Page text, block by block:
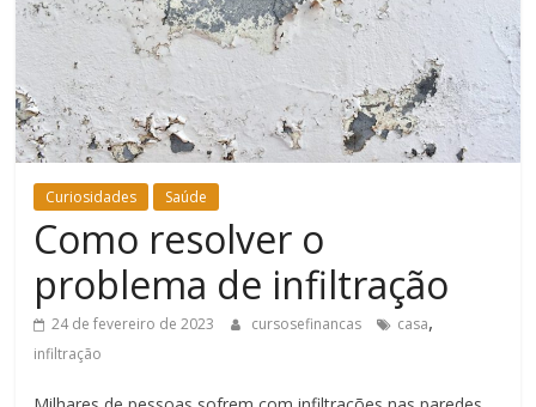
Estar
Curiosidades Saúde
Como resolver o
problema de infiltração
24 de fevereiro de 2023 cursosefinancas casa,
infiltração